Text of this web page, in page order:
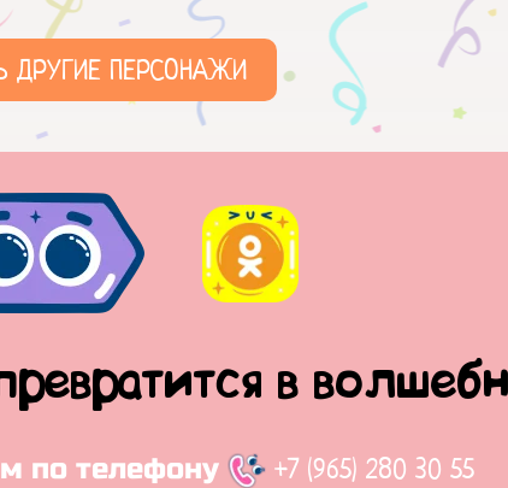
ДРУГИЕ ПЕРСОНАЖИ
в
по телефону +7 (965) 280 30 55